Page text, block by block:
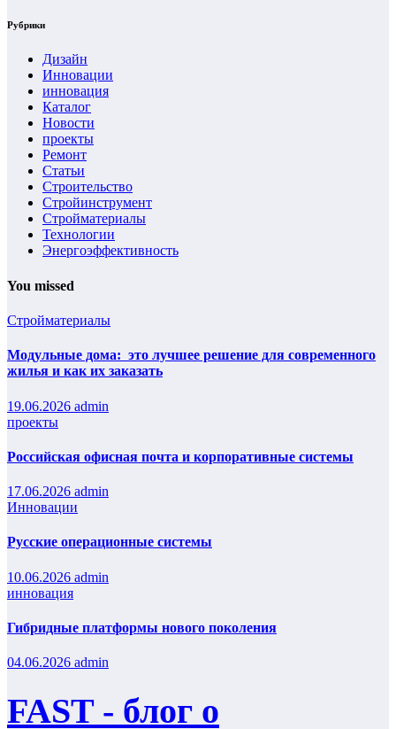
Рубрики
Дизайн
Инновации
инновация
Каталог
Новости
проекты
Ремонт
Статьи
Строительство
Стройинструмент
Стройматериалы
Технологии
Энергоэффективность
You missed
Стройматериалы
Модульные дома: это лучшее решение для современного
жилья и как их заказать
19.06.2026 admin
проекты
Российская офисная почта и корпоративные системы
17.06.2026 admin
Инновации
Русские операционные системы
10.06.2026 admin
инновация
Гибридные платформы нового поколения
04.06.2026 admin
FAST - блог о